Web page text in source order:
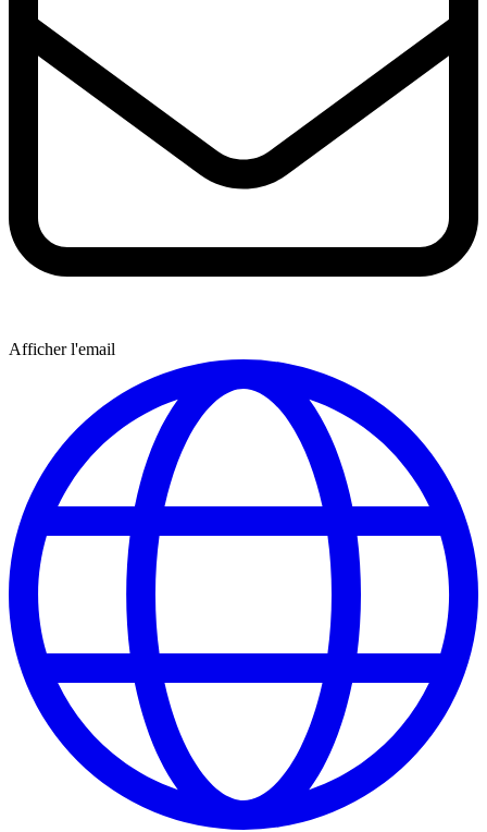
Afficher l'email